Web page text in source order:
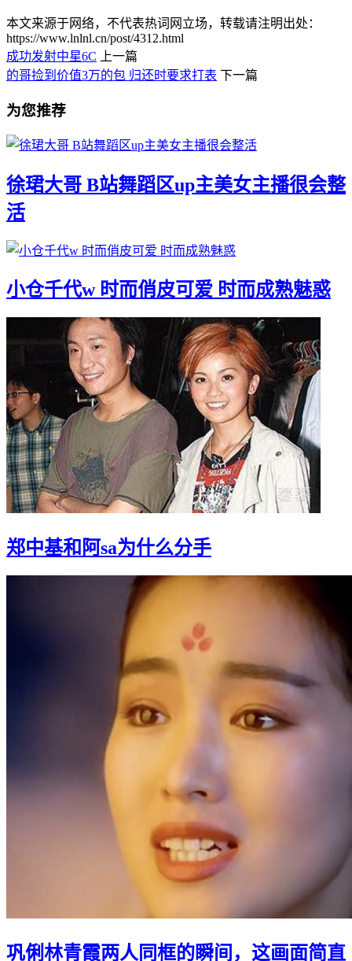
本文来源于网络，不代表热词网立场，转载请注明出处：
https://www.lnlnl.cn/post/4312.html
成功发射中星6C
上一篇
的哥捡到价值3万的包 归还时要求打表 下一篇
为您推荐
徐珺大哥 B站舞蹈区up主美女主播很会整
活
小仓千代w 时而俏皮可爱 时而成熟魅惑
郑中基和阿sa为什么分手
巩俐林青霞两人同框的瞬间，这画面简直